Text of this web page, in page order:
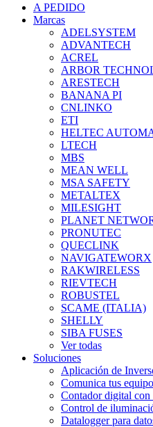
A PEDIDO
Marcas
ADELSYSTEM
ADVANTECH
ACREL
ARBOR
ARESTECH
BANANA PI
CNLINKO
ETI
HELTEC
LTECH
MBS
MEAN WELL
MSA SAFETY
METALTEX
MILESIGHT
PLANET
PRONUTEC
QUECLINK
NAVIGATEWORX
RAKWIRELESS
RIEVTECH
ROBUSTEL
SCAME (ITALIA)
SHELLY
SIBA FUSES
Ver todas
Soluciones
Aplicación de
Comunica tus
Contador digital con
Control de
Datalogger para